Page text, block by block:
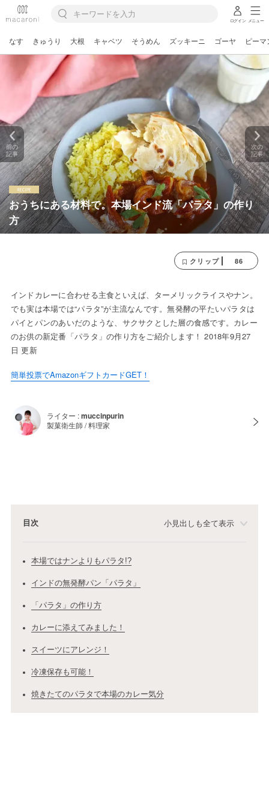
ログイン メニュー
なす きゅうり 大根 キャベツ そうめん ズッキーニ ゴーヤ ピーマ
おうちにある材料で。本場インド流「パラタ」の作り
方
前の
記事
次の
記事
クリップ 86
インドカレーに合わせる主食といえば、ターメリックライスやナン。
でも実は本場では“パラタ”が主流なんです。無発酵の平たいパラタは
パイとパンのあいだのような、サクサクとした層の食感です。カレー
のお供の新定番「パラタ」の作り方をご紹介します！ 2018年9月27
日 更新
簡単投票でAmazonギフトカードGET！
ライター :muccinpurin
製菓衛生師 / 料理家
目次 小見出しも全て表示
本場ではナンよりもパラタ!?
インドの無発酵パン「パラタ」
「パラタ」の作り方
カレーに添えてみました！
スイーツにアレンジ！
冷凍保存も可能！
焼きたてのパラタで本場のカレー気分